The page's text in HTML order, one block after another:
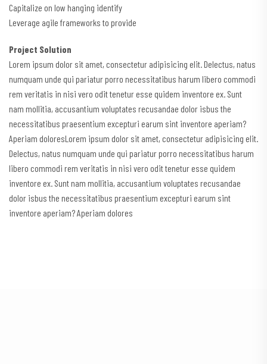
Capitalize on low hanging identify
Leverage agile frameworks to provide
Project Solution
Lorem ipsum dolor sit amet, consectetur adipisicing elit. Delectus, natus
numquam unde qui pariatur porro necessitatibus harum libero commodi
rem veritatis in nisi vero odit tenetur esse quidem inventore ex. Sunt
nam mollitia, accusantium voluptates recusandae dolor isbus the
necessitatibus praesentium excepturi earum sint inventore aperiam?
Aperiam doloresLorem ipsum dolor sit amet, consectetur adipisicing elit.
Delectus, natus numquam unde qui pariatur porro necessitatibus harum
libero commodi rem veritatis in nisi vero odit tenetur esse quidem
inventore ex. Sunt nam mollitia, accusantium voluptates recusandae
dolor isbus the necessitatibus praesentium excepturi earum sint
inventore aperiam? Aperiam dolores